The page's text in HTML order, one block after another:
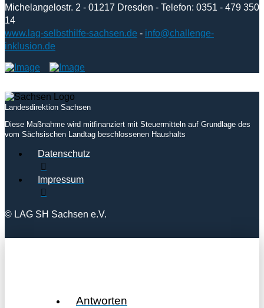
Michelangelostr. 2 - 01217 Dresden - Telefon: 0351 - 479 350
14
www.lag-selbsthilfe-sachsen.de - info@challenge-
inklusion.de
Landesdirektion Sachsen
Diese Maßnahme wird mitfinanziert mit Steuermitteln auf Grundlage des
vom Sächsischen Landtag beschlossenen Haushalts
Datenschutz
Impressum
© LAG SH Sachsen e.V.
Antworten